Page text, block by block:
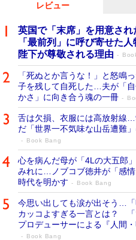
レビュー
英国で「末席」を用意され
「最前列」に呼び寄せた
陛下が尊敬される理由
「死ぬとか言うな！」と怒鳴
子を残して自死した…夫が「
かさ」に向き合う魂の一冊
舌は欠損、衣服には高放射線
だ「世界一不気味な山岳遭難
Book Bang
心を病んだ母が「4Lの大五郎
みれに…ノブコブ徳井が「感
時代を明かす
Book Bang
今思い出しても涙が出そう…
カッコよすぎる一言とは？
プロデューサーによる『人間
Book Bang